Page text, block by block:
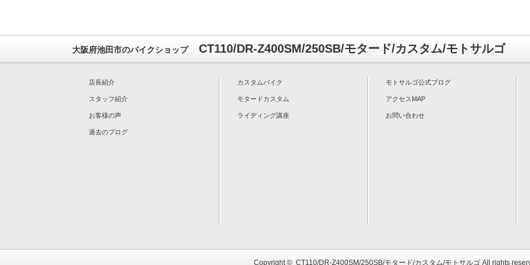
大阪府池田市のバイクショップ CT110/DR-Z400SM/250SB/モタード/カスタム/モトサルゴ
店長紹介
スタッフ紹介
お客様の声
過去のブログ
カスタムバイク
モタードカスタム
ライディング講座
モトサルゴ公式ブログ
アクセスMAP
お問い合わせ
Copyright © CT110/DR-Z400SM/250SB/モタード/カスタム/モトサルゴAll rights